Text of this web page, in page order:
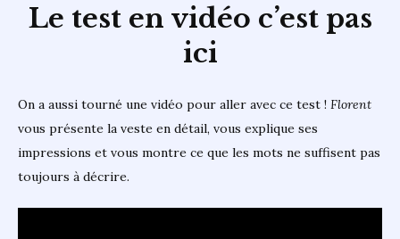
Le test en vidéo c’est pas
ici
On a aussi tourné une vidéo pour aller avec ce test ! Florent
vous présente la veste en détail, vous explique ses
impressions et vous montre ce que les mots ne suffisent pas
toujours à décrire.